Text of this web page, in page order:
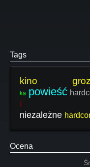
Tags
kino
ka powieść
i s-
niezależne
Ocena